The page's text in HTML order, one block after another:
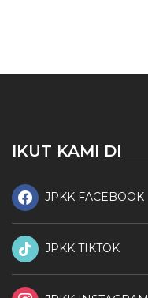
IKUT KAMI DI
JPKK FACEBOOK
JPKK TIKTOK